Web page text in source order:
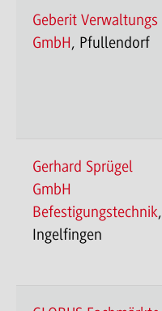
Geberit Verwaltungs
GmbH, Pfullendorf
Gerhard Sprügel
GmbH
Befestigungstechnik,
Ingelfingen